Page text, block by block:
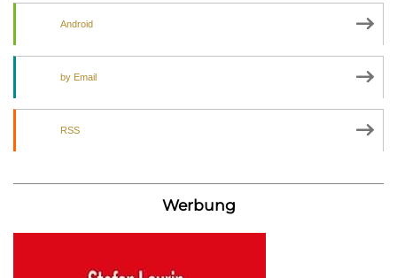
Android
by Email
RSS
Werbung